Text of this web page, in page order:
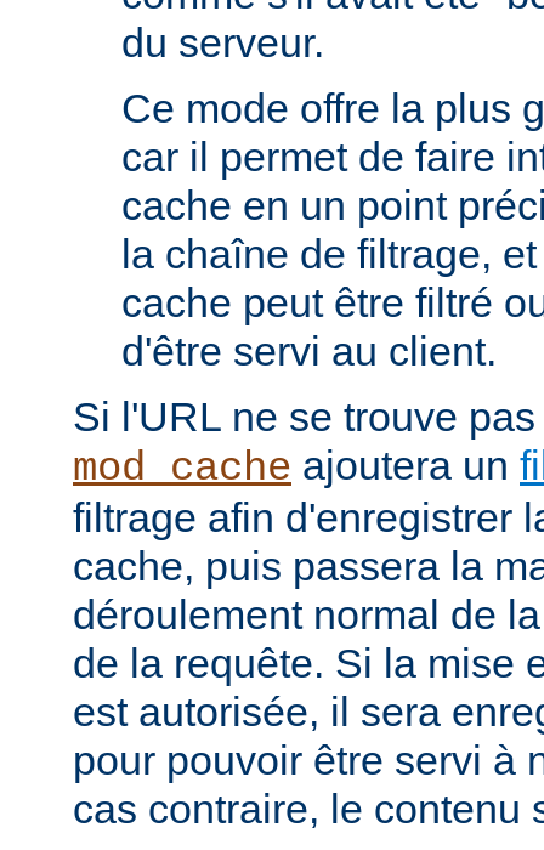
du serveur.
Ce mode offre la plus
car il permet de faire
cache en un point
la chaîne de filtrage,
cache peut être filtré
d'être servi au client.
Si l'URL ne se trouve
mod_cache ajoutera un
filtrage afin d'enregistrer
cache, puis passera la
déroulement normal de
de la requête. Si la mise
est autorisée, il sera
pour pouvoir être servi à
cas contraire, le contenu